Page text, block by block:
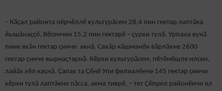
– Кӑҫал районта пӗрчӗллӗ культурăсем 28,4 пин гектар лаптăка
йышӑнаҫҫӗ. Вӗсенчен 15,2 пин гектарӗ – ҫурхи тулӑ. Урпана вунӑ
пине яхӑн гектар çинче акнӑ. Сахӑр кӑшманӗн вӑрлӑхне 2600
гектар ҫинче вырнаҫтарнӑ. Кӗрхи культурӑсем, пӗтӗмӗшле илсен,
лайӑх хӗл каçнă. Ҫапах та Ҫӗнӗ Упи филиалӗнче 145 гектар çинчи
кӗрхи тулă лаптăкне пăсса, акма тиврӗ, – тет Ҫӗпрел районӗнчи ял